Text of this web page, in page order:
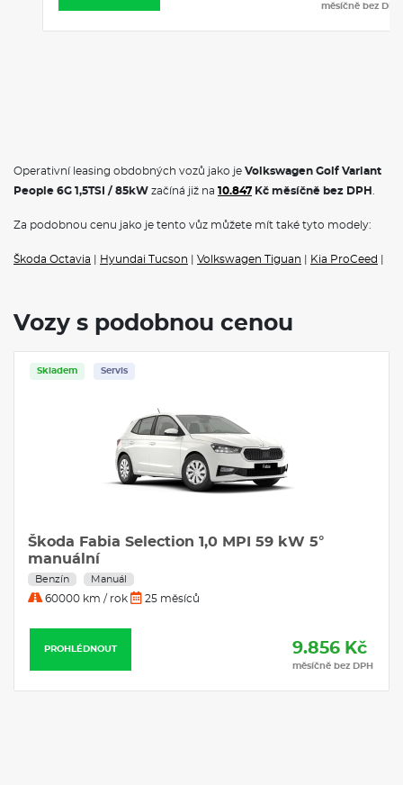
měsíčně bez DPH
Škoda Octavia|Hyundai Tucson |Volkswagen Tiguan| Kia ProCeed
Vozy s podobnou cenou
Škoda Fabia Selection 1,0 MPI 59 kW 5°
PROHLÉDNOUT